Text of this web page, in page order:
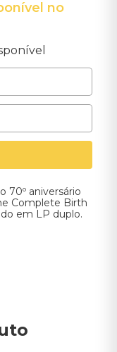
no
70º aniversário
Complete Birth
em LP duplo.